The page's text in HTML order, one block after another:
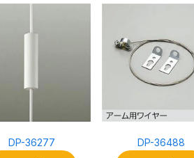
DP-36277 DP-36488